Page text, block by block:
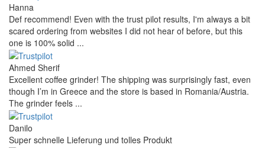
Hanna
Def recommend! Even with the trust pilot results, I'm always a bit
scared ordering from websites I did not hear of before, but this
one is 100% solid ...
Ahmed Sherif
Excellent coffee grinder! The shipping was surprisingly fast, even
though I’m in Greece and the store is based in Romania/Austria.
The grinder feels ...
Danilo
Super schnelle Lieferung und tolles Produkt